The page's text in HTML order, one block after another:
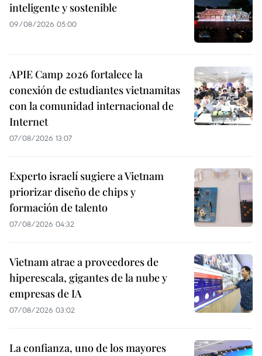
inteligente y sostenible
09/08/2026 05:00
APIE Camp 2026 fortalece la
conexión de estudiantes vietnamitas
con la comunidad internacional de
Internet
07/08/2026 13:07
Experto israelí sugiere a Vietnam
priorizar diseño de chips y
formación de talento
07/08/2026 04:32
Vietnam atrae a proveedores de
hiperescala, gigantes de la nube y
empresas de IA
07/08/2026 03:02
La confianza, uno de los mayores